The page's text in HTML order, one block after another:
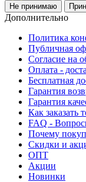
Не принимаю
Дополнительно
Политика
Публичная
Согласие на
Оплата -
Бесплатная
Гарантия
Гарантия
Как заказать
FAQ -
Почему
Скидки и
ОПТ
Акции
Новинки